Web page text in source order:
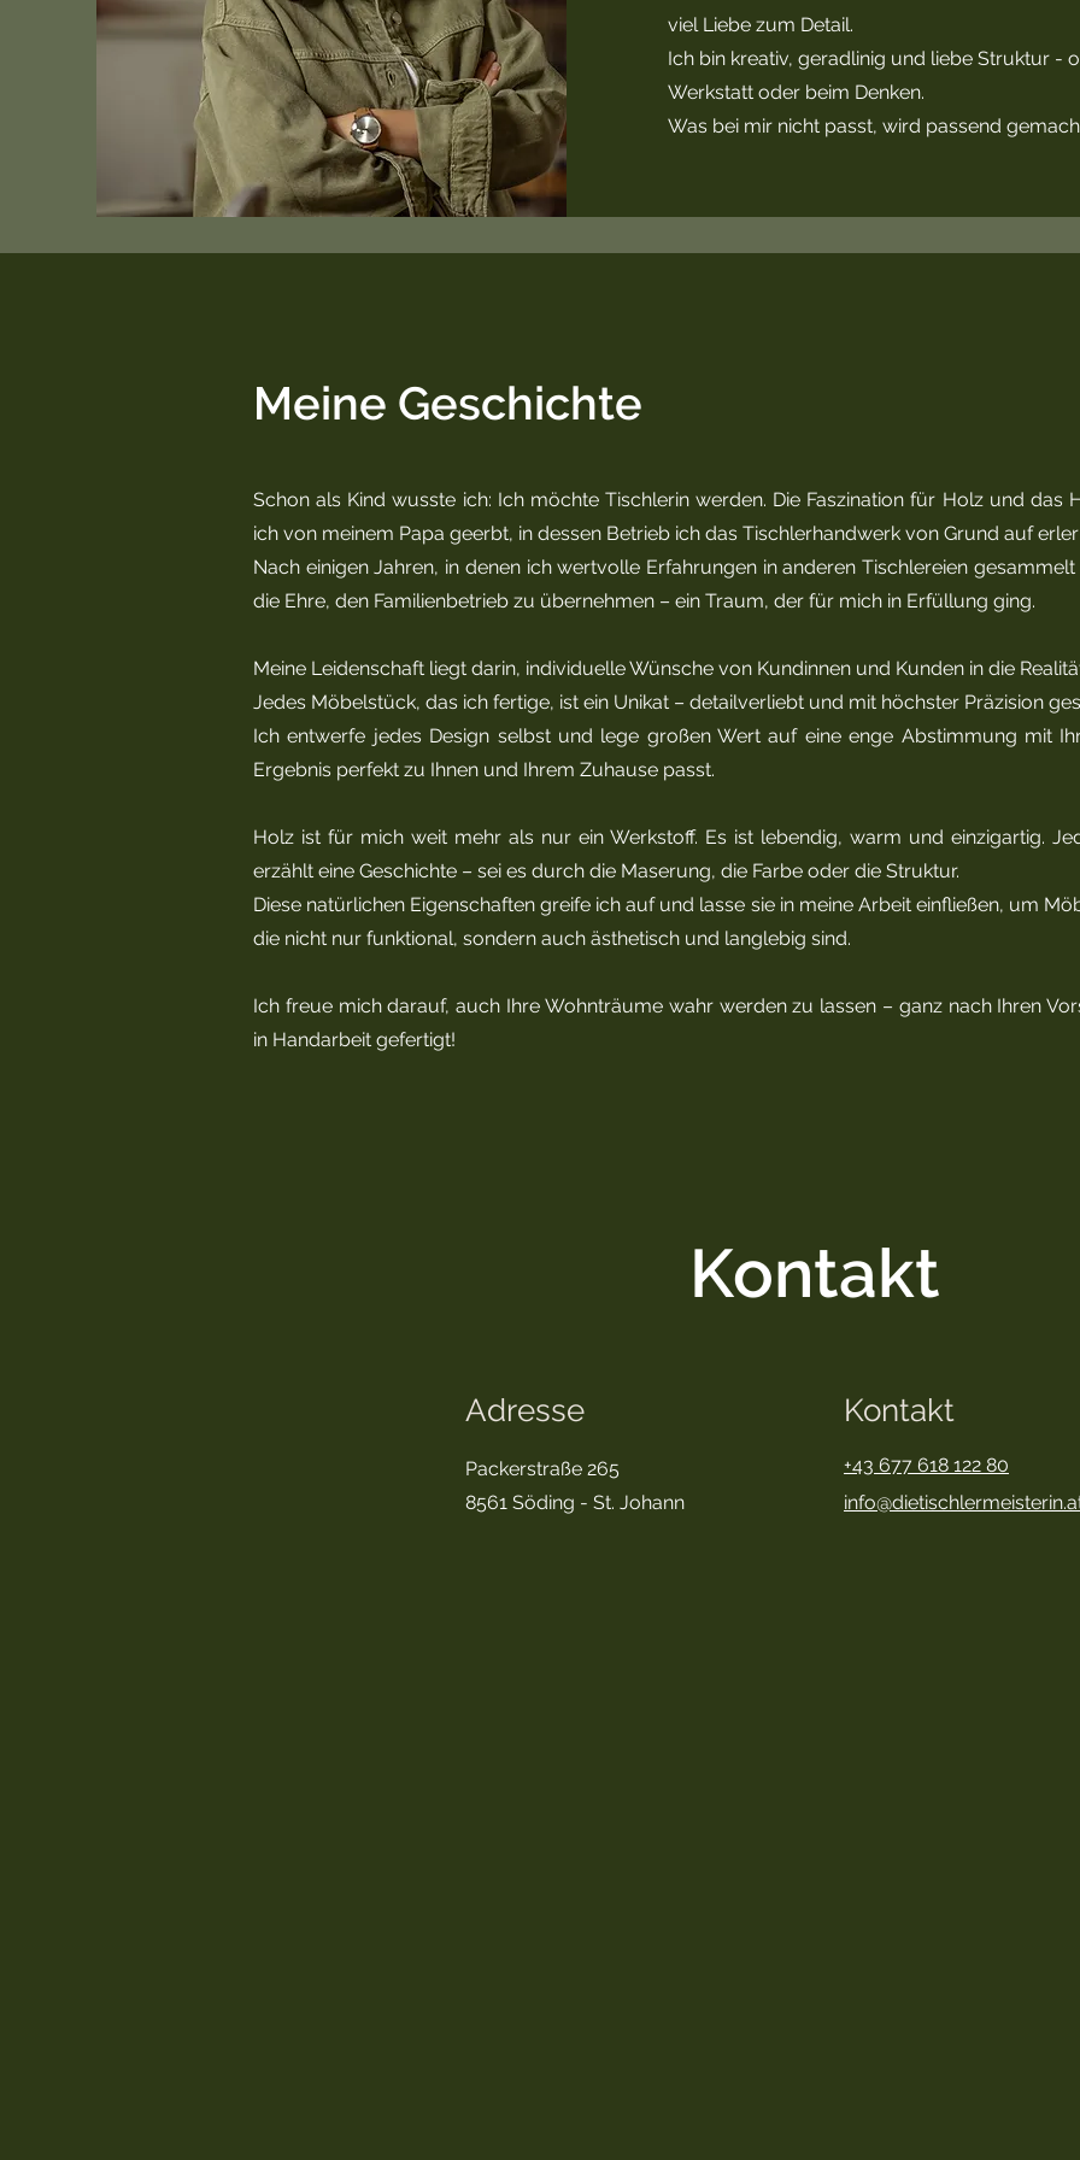
viel Liebe zum Detail.
Ich bin kreativ, geradlinig und liebe Struktur -
Werkstatt oder beim Denken.
Was bei mir nicht passt, wird passend
Meine Geschichte
Schon als Kind wusste ich: Ich möchte Tischlerin werden. Die Faszination für Holz und das
ich von meinem Papa geerbt, in dessen Betrieb ich das Tischlerhandwerk von Grund auf
Nach einigen Jahren, in denen ich wertvolle Erfahrungen in anderen Tischlereien
die Ehre, den Familienbetrieb zu übernehmen – ein Traum, der für mich in Erfüllung ging.
Meine Leidenschaft liegt darin, individuelle Wünsche von Kundinnen und Kunden in die
Jedes Möbelstück, das ich fertige, ist ein Unikat – detailverliebt und mit höchster Präzision
Ich entwerfe jedes Design selbst und lege großen Wert auf eine enge Abstimmung mit
Ergebnis perfekt zu Ihnen und Ihrem Zuhause passt.
Holz ist für mich weit mehr als nur ein Werkstoff. Es ist lebendig, warm und einzigartig.
erzählt eine Geschichte – sei es durch die Maserung, die Farbe oder die Struktur.
Diese natürlichen Eigenschaften greife ich auf und lasse sie in meine Arbeit einfließen, um
die nicht nur funktional, sondern auch ästhetisch und langlebig sind.
Ich freue mich darauf, auch Ihre Wohnträume wahr werden zu lassen – ganz nach Ihren
in Handarbeit gefertigt!
Kontakt
Adresse
Packerstraße 265
8561 Söding - St. Johann
Kontakt
+43 677 618 122 80